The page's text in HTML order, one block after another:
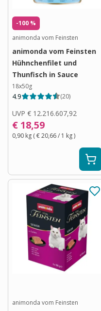
-100 %
animonda vom Feinsten
animonda vom Feinsten
Hühnchenfilet und
Thunfisch in Sauce
18x50g
4.9 (20)
UVP € 12.216.607,92
€ 18,59
0,90 kg (€ 20,66/ 1 kg)
animonda vom Feinsten